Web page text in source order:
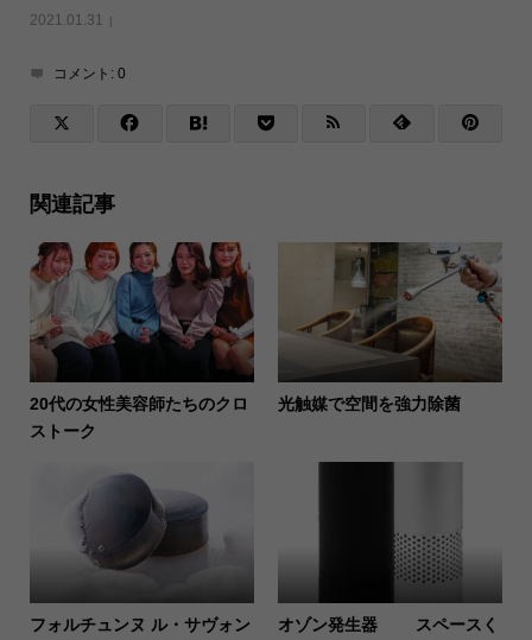
2021.01.31
コメント: 0
関連記事
20代の女性美容師たちのクロ
ストーク
光触媒で空間を強力除菌
フォルチュンヌ ル・サヴォン
オゾン発生器 スペースく